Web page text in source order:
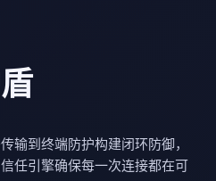
输到终端防护构建闭环防御，
任引擎确保每一次连接都在可